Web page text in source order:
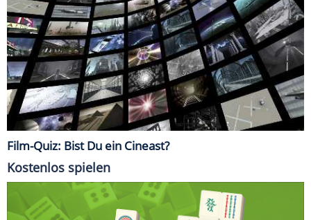
Film-Quiz: Bist Du ein Cineast?
Kostenlos spielen